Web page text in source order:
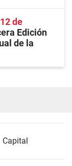
de
Edición
de la
Capital